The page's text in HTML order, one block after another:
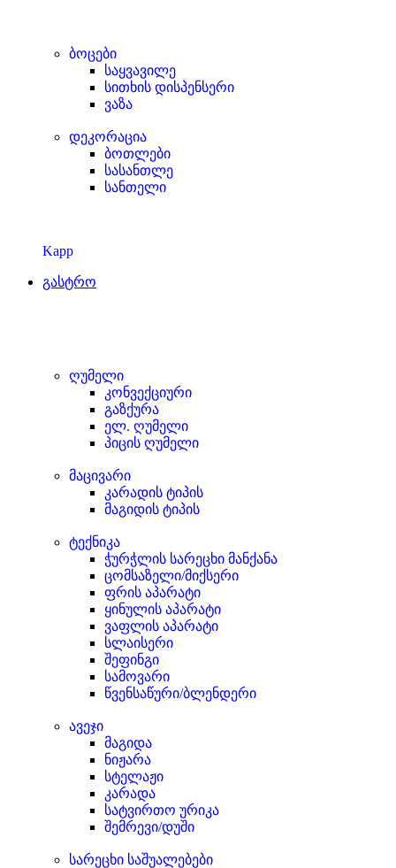
ბოცები
საყვავილე
სითხის დისპენსერი
ვაზა
დეკორაცია
ბოთლები
სასანთლე
სანთელი
Kapp
გასტრო
ღუმელი
კონვექციური
გაზქურა
ელ. ღუმელი
პიცის ღუმელი
მაცივარი
კარადის ტიპის
მაგიდის ტიპის
ტექნიკა
ჭურჭლის სარეცხი მანქანა
ცომსაზელი/მიქსერი
ფრის აპარატი
ყინულის აპარატი
ვაფლის აპარატი
სლაისერი
შეფინგი
სამოვარი
წვენსაწური/ბლენდერი
ავეჯი
მაგიდა
ნიჟარა
სტელაჟი
კარადა
სატვირთო ურიკა
შემრევი/დუში
სარეცხი საშუალებები